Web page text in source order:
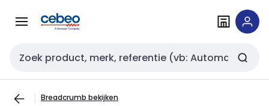
naar
naar
Zoekveld invoer
Breadcrumb bekijken